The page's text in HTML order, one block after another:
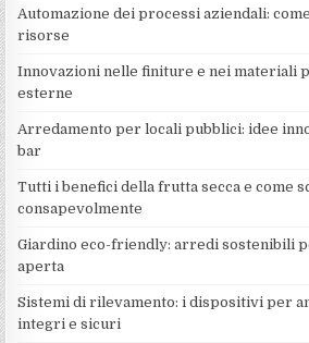
Automazione dei processi aziendali:
risorse
Innovazioni nelle finiture e nei materiali
esterne
Arredamento per locali pubblici: idee
bar
Tutti i benefici della frutta secca e come
consapevolmente
Giardino eco-friendly: arredi sostenibili
aperta
Sistemi di rilevamento: i dispositivi per
integri e sicuri